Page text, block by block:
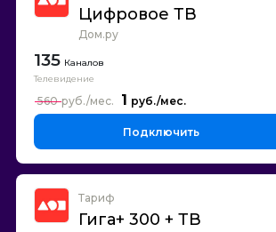
Цифровое ТВ
Дом.ру
135 Каналов
Телевидение
1
560
Подключить
Тариф
Гига+ 300 + ТВ